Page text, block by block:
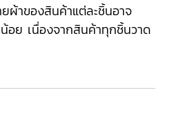
องสินค้าแต่ละชิ้นอาจ
อย เนื่องจากสินค้าทุกชิ้นวาด